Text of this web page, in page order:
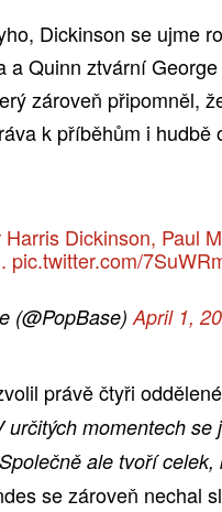
Dickinson se ujme
a Quinn ztvární
zároveň připomněl,
k příběhům i hudbě
Dickinson, Paul
pic.twitter.com/
(@PopBase)April 1,
právě čtyři
momentech se
ale tvoří
se zároveň nechal